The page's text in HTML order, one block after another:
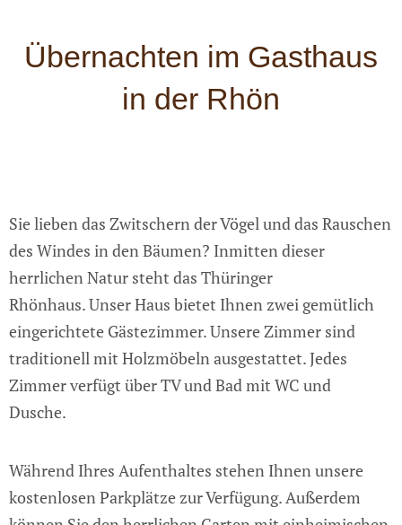
Übernachten im Gasthaus
in der Rhön
Sie lieben das Zwitschern der Vögel und das Rauschen
des Windes in den Bäumen? Inmitten dieser
herrlichen Natur steht das Thüringer
Rhönhaus. Unser Haus bietet Ihnen zwei gemütlich
eingerichtete Gästezimmer. Unsere Zimmer sind
traditionell mit Holzmöbeln ausgestattet. Jedes
Zimmer verfügt über TV und Bad mit WC und
Dusche.
Während Ihres Aufenthaltes stehen Ihnen unsere
kostenlosen Parkplätze zur Verfügung. Außerdem